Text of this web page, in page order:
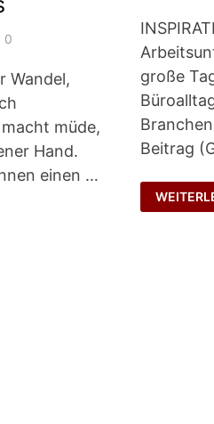
0
Wandel,
müde,
Hand.
einen …
große
Beitrag